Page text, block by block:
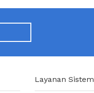
Layanan Sistem